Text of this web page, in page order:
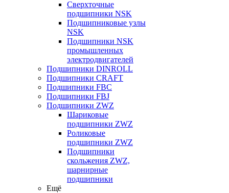
Сверхточные
подшипники NSK
Подшипниковые узлы
NSK
Подшипники NSK
промышленных
электродвигателей
Подшипники DINROLL
Подшипники CRAFT
Подшипники FBC
Подшипники FBJ
Подшипники ZWZ
Шариковые
подшипники ZWZ
Роликовые
подшипники ZWZ
Подшипники
скольжения ZWZ,
шарнирные
подшипники
Ещё